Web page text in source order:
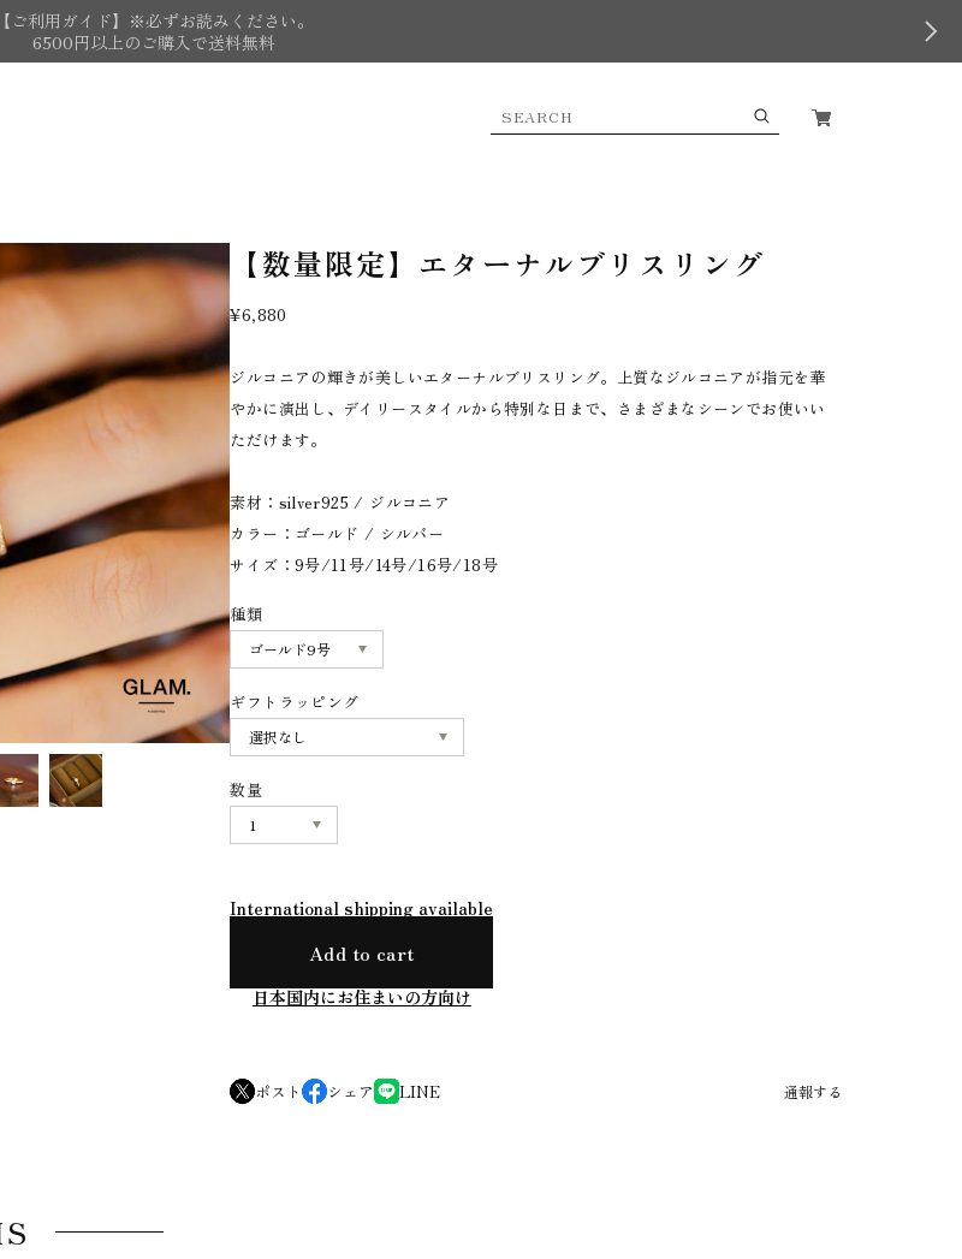
【ご利用ガイド】※必ずお読みください。
6500円以上のご購入で送料無料
【数量限定】エターナルブリスリング
¥6,880
ジルコニアの輝きが美しいエターナルブリスリング。上質なジルコニアが指元を華
やかに演出し、デイリースタイルから特別な日まで、さまざまなシーンでお使いい
ただけます。
素材：silver925 / ジルコニア
カラー：ゴールド / シルバー
サイズ：9号/11号/14号/16号/18号
種類
ギフトラッピング
数量
International shipping available
Add to cart
日本国内にお住まいの方向け
ポスト シェア LINE 通報する